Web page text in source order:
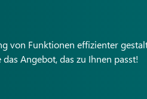
von Funktionen effizienter
Angebot, das zu Ihnen passt!